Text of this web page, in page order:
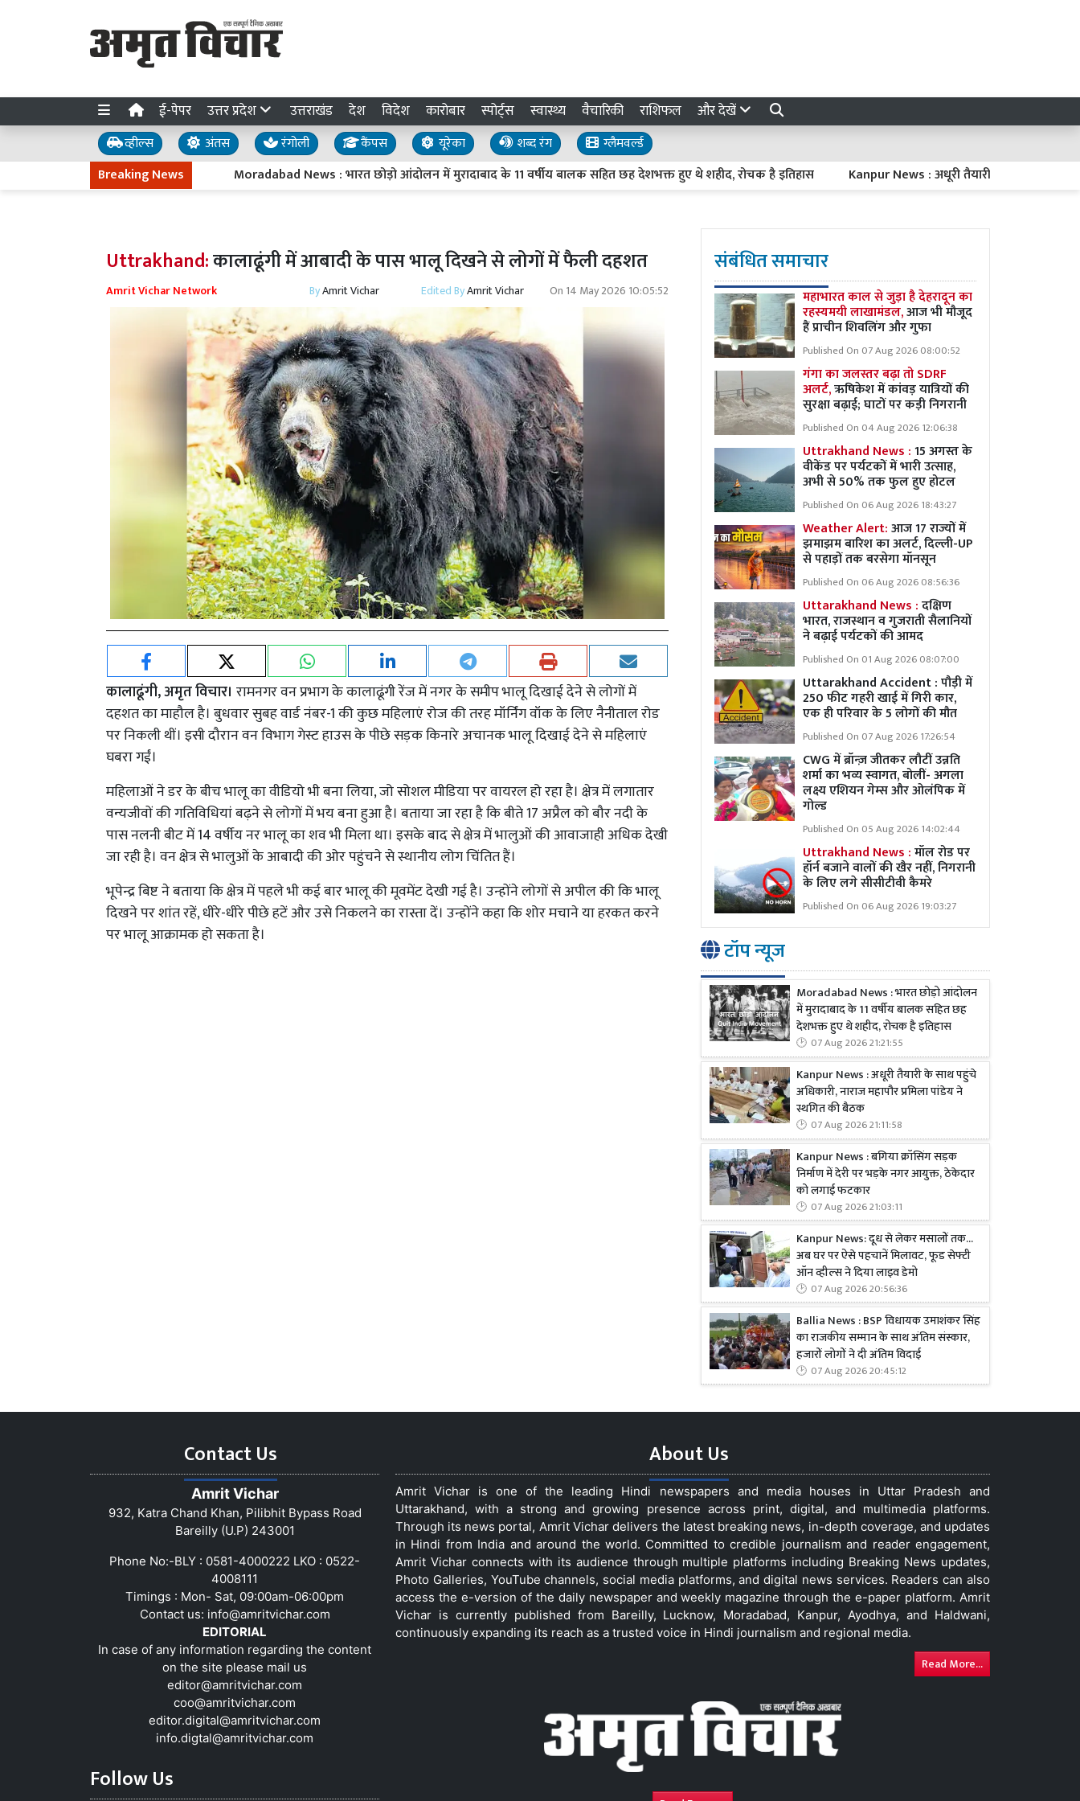
ई-पेपर उत्तर प्रदेश उत्तराखंड देश विदेश कारोबार स्पोर्ट्स स्वास्थ्य वैचारिकी राशिफल और देखें
व्हील्स अंतस रंगोली कैंपस यूरेका शब्द रंग
ग्लैमवर्ल्ड
Breaking News
Moradabad News : भारत छोड़ो आंदोलन में मुरादाबाद के 11 वर्षीय बालक सहित छह देशभक्त हुए थे शहीद, रोचक है इतिहास Kanpur News : अधूरी तैयारी के साथ पहुंचे अधिकारी,
Uttrakhand:कालाढूंगी में आबादी के पास भालू दिखने से लोगों में फैली दहशत
Amrit Vichar Network ByAmrit Vichar Edited ByAmrit Vichar On 14 May 2026 10:05:52
कालाढूंगी, अमृत विचार। रामनगर वन प्रभाग के कालाढूंगी रेंज में नगर के समीप भालू दिखाई देने से लोगों में
दहशत का माहौल है। बुधवार सुबह वार्ड नंबर-1 की कुछ महिलाएं रोज की तरह मॉर्निंग वॉक के लिए नैनीताल रोड
पर निकली थीं। इसी दौरान वन विभाग गेस्ट हाउस के पीछे सड़क किनारे अचानक भालू दिखाई देने से महिलाएं
घबरा गईं।
महिलाओं ने डर के बीच भालू का वीडियो भी बना लिया, जो सोशल मीडिया पर वायरल हो रहा है। क्षेत्र में लगातार
वन्यजीवों की गतिविधियां बढ़ने से लोगों में भय बना हुआ है। बताया जा रहा है कि बीते 17 अप्रैल को बौर नदी के
पास नलनी बीट में 14 वर्षीय नर भालू का शव भी मिला था। इसके बाद से क्षेत्र में भालुओं की आवाजाही अधिक देखी
जा रही है। वन क्षेत्र से भालुओं के आबादी की ओर पहुंचने से स्थानीय लोग चिंतित हैं।
भूपेन्द्र बिष्ट ने बताया कि क्षेत्र में पहले भी कई बार भालू की मूवमेंट देखी गई है। उन्होंने लोगों से अपील की कि भालू
दिखने पर शांत रहें, धीरे-धीरे पीछे हटें और उसे निकलने का रास्ता दें। उन्होंने कहा कि शोर मचाने या हरकत करने
पर भालू आक्रामक हो सकता है।
संबंधित समाचार
महाभारत काल से जुड़ा है देहरादून का
रहस्यमयी लाखामंडल,आज भी मौजूद
हैं प्राचीन शिवलिंग और गुफा
Published On 07 Aug 2026 08:00:52
गंगा का जलस्तर बढ़ा तो SDRF
अलर्ट,ऋषिकेश में कांवड़ यात्रियों की
सुरक्षा बढ़ाई; घाटों पर कड़ी निगरानी
Published On 04 Aug 2026 12:06:38
Uttrakhand News :15 अगस्त के
वीकेंड पर पर्यटकों में भारी उत्साह,
अभी से 50% तक फुल हुए होटल
Published On 06 Aug 2026 18:43:27
Weather Alert:आज 17 राज्यों में
झमाझम बारिश का अलर्ट, दिल्ली-UP
से पहाड़ों तक बरसेगा मॉनसून
Published On 06 Aug 2026 08:56:36
Uttarakhand News :दक्षिण
भारत, राजस्थान व गुजराती सैलानियों
ने बढ़ाई पर्यटकों की आमद
Published On 01 Aug 2026 08:07:00
Uttarakhand Accident : पौड़ी में
250 फीट गहरी खाई में गिरी कार,
एक ही परिवार के 5 लोगों की मौत
Published On 07 Aug 2026 17:26:54
CWG में ब्रॉन्ज़ जीतकर लौटीं उन्नति
शर्मा का भव्य स्वागत, बोलीं- अगला
लक्ष्य एशियन गेम्स और ओलंपिक में
गोल्ड
Published On 05 Aug 2026 14:02:44
Uttrakhand News :मॉल रोड पर
हॉर्न बजाने वालों की खैर नहीं, निगरानी
के लिए लगे सीसीटीवी कैमरे
Published On 06 Aug 2026 19:03:27
टॉप न्यूज
Moradabad News : भारत छोड़ो आंदोलन
में मुरादाबाद के 11 वर्षीय बालक सहित छह
देशभक्त हुए थे शहीद, रोचक है इतिहास
07 Aug 2026 21:21:55
Kanpur News : अधूरी तैयारी के साथ पहुंचे
अधिकारी, नाराज महापौर प्रमिला पांडेय ने
स्थगित की बैठक
07 Aug 2026 21:11:58
Kanpur News : बगिया क्रॉसिंग सड़क
निर्माण में देरी पर भड़के नगर आयुक्त, ठेकेदार
को लगाई फटकार
07 Aug 2026 21:03:11
Kanpur News: दूध से लेकर मसालों तक...
अब घर पर ऐसे पहचानें मिलावट, फूड सेफ्टी
ऑन व्हील्स ने दिया लाइव डेमो
07 Aug 2026 20:56:36
Ballia News : BSP विधायक उमाशंकर सिंह
का राजकीय सम्मान के साथ अंतिम संस्कार,
हजारों लोगों ने दी अंतिम विदाई
07 Aug 2026 20:45:12
Contact Us
Amrit Vichar
932, Katra Chand Khan, Pilibhit Bypass Road
Bareilly (U.P) 243001
Phone No:-BLY : 0581-4000222 LKO : 0522-
4008111
Timings : Mon- Sat, 09:00am-06:00pm
Contact us: info@amritvichar.com
EDITORIAL
In case of any information regarding the content
on the site please mail us
editor@amritvichar.com
coo@amritvichar.com
editor.digital@amritvichar.com
info.digtal@amritvichar.com
Follow Us
About Us
Amrit Vichar is one of the leading Hindi newspapers and media houses in Uttar Pradesh and
Uttarakhand, with a strong and growing presence across print, digital, and multimedia platforms.
Through its news portal, Amrit Vichar delivers the latest breaking news, in-depth coverage, and updates
in Hindi from India and around the world. Committed to credible journalism and reader engagement,
Amrit Vichar connects with its audience through multiple platforms including Breaking News updates,
Photo Galleries, YouTube channels, social media platforms, and digital news services. Readers can also
access the e-version of the daily newspaper and weekly magazine through the e-paper platform. Amrit
Vichar is currently published from Bareilly, Lucknow, Moradabad, Kanpur, Ayodhya, and Haldwani,
continuously expanding its reach as a trusted voice in Hindi journalism and regional media.
Read More...